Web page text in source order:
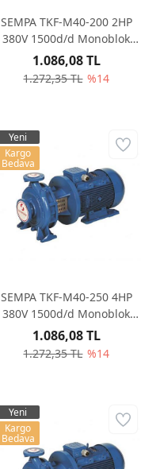
SEMPA TKF-M40-200 2HP
380V 1500d/d Monoblok
Santrifüj Pompa
1.272,35 TL %14
1.086,08 TL
SEMPA TKF-M40-250 4HP
380V 1500d/d Monoblok
Santrifüj Pompa
1.272,35 TL %14
1.086,08 TL
Yeni
Kargo
Bedava
Yeni
Kargo
Bedava